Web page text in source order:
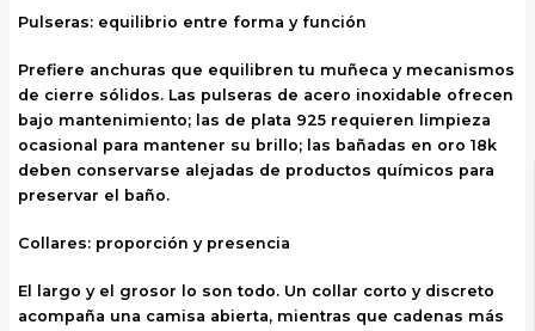
Pulseras: equilibrio entre forma y función
Prefiere anchuras que equilibren tu muñeca y mecanismos
de cierre sólidos. Las pulseras de acero inoxidable ofrecen
bajo mantenimiento; las de plata 925 requieren limpieza
ocasional para mantener su brillo; las bañadas en oro 18k
deben conservarse alejadas de productos químicos para
preservar el baño.
Collares: proporción y presencia
El largo y el grosor lo son todo. Un collar corto y discreto
acompaña una camisa abierta, mientras que cadenas más